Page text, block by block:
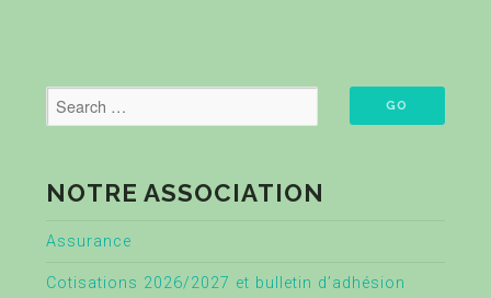
NOTRE ASSOCIATION
Assurance
Cotisations 2026/2027 et bulletin d’adhésion